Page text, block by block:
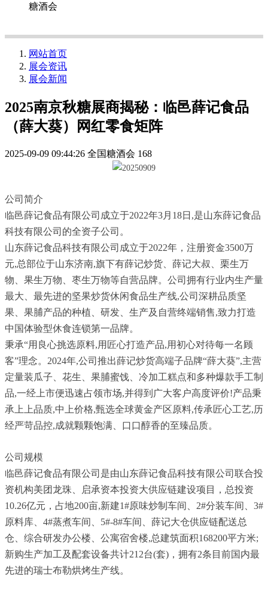
糖酒会
网站首页
展会资讯
展会新闻
2025南京秋糖展商揭秘：临邑薛记食品
（薛大葵）网红零食矩阵
2025-09-09 09:44:26 全国糖酒会 168
公司简介
临邑薛记食品有限公司成立于2022年3月18日,是山东薛记食品
科技有限公司的全资子公司。
山东薛记食品科技有限公司成立于2022年，注册资金3500万
元,总部位于山东济南,旗下有薛记炒货、薛记大叔、栗生万
物、果生万物、枣生万物等自营品牌。公司拥有行业内生产量
最大、最先进的坚果炒货休闲食品生产线,公司深耕品质坚
果、果脯产品的种植、研发、生产及自营终端销售,致力打造
中国体验型休食连锁第一品牌。
秉承“用良心挑选原料,用匠心打造产品,用初心对待每一名顾
客”理念。2024年,公司推出薛记炒货高端子品牌“薛大葵”,主营
定量装瓜子、花生、果脯蜜饯、冷加工糕点和多种爆款手工制
品,一经上市便迅速占领市场,并得到广大客户高度评价!产品秉
承上上品质,中上价格,甄选全球黄金产区原料,传承匠心工艺,历
经严苛品控,成就颗颗饱满、口口醇香的至臻品质。
公司规模
临邑薛记食品有限公司是由山东薛记食品科技有限公司联合投
资机构美团龙珠、启承资本投资大供应链建设项目，总投资
10.26亿元，占地200亩,新建1#原味炒制车间、2#分装车间、3#
原料库、4#蒸煮车间、5#-8#车间、薛记大仓供应链配送总
仓、综合研发办公楼、公寓宿舍楼,总建筑面积168200平方米;
新购生产加工及配套设备共计212台(套)，拥有2条目前国内最
先进的瑞士布勒烘烤生产线。